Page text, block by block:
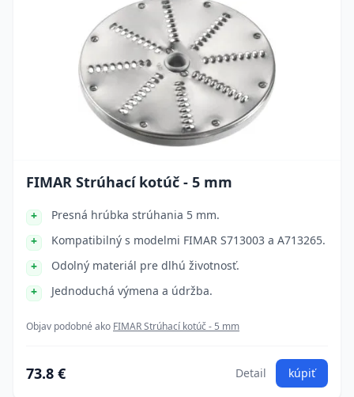
FIMAR Strúhací kotúč - 5 mm
Presná hrúbka strúhania 5 mm.
Kompatibilný s modelmi FIMAR S713003 a A713265.
Odolný materiál pre dlhú životnosť.
Jednoduchá výmena a údržba.
Objav podobné ako FIMAR Strúhací kotúč - 5 mm
73.8 € Detail kúpiť